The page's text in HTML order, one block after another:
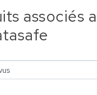
associés